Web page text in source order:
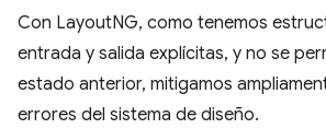
Con LayoutNG, como tenemos
entrada y salida explícitas, y no se
estado anterior, mitigamos
errores del sistema de diseño.